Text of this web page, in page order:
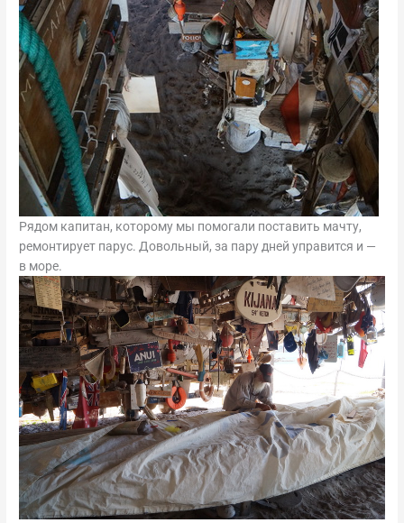
Рядом капитан, которому мы помогали поставить мачту,
ремонтирует парус. Довольный, за пару дней управится и —
в море.